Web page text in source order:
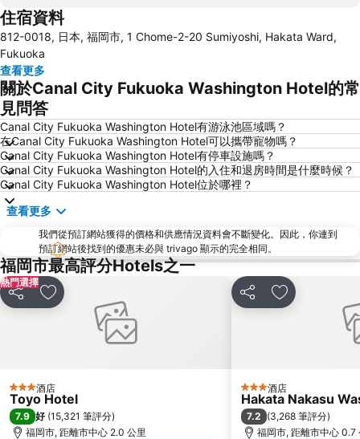
Saga Station
Fukuoka Yafuoku! Dome
Nakasu-Kawabata Station
Acros Fukuoka
Tojinmachi Station
Meinohama Station
Fukuoka Convention Center
Higashihie Station
Minami Fukuoka Station
Nishitetsu Kurume Station
Nishitetsu Hall
Chiyo-Kenchoguchi Station
Kyushu National Museum
Sakurai Futamigaura
Dazaifu Tenmangu Shrine
住宿資料
812-0018, 日本, 福岡市, 1 Chome-2-20 Sumiyoshi, Hakata Ward,
Fukuoka
查看更多
關於Canal City Fukuoka Washington Hotel的常
見問答
Canal City Fukuoka Washington Hotel有游泳池區域嗎？
在Canal City Fukuoka Washington Hotel可以攜帶寵物嗎？
Canal City Fukuoka Washington Hotel有停車設施嗎？
Canal City Fukuoka Washington Hotel的入住和退房時間是什麼時候？
Canal City Fukuoka Washington Hotel位於哪裡？
查看更多
我們從預訂網站獲得的價格和供應情況資料會不斷變化。因此，你連到
預訂網站後找到的優惠未必與 trivago 顯示的完全相同。
福岡市最高評分Hotels之一
熱門選擇
分享 放到收藏夾
3 星級酒店
Toyo Hotel
7.9 好 (15,321 筆評分)
福岡市, 距離市中心 2.0 公里
分享 放到收藏夾
3 星級酒店
Hakata Nakasu
7.2 (3,268 筆評分)
福岡市, 距離市中心 0.7